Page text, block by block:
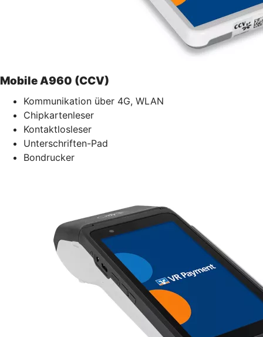
Mobile A960 (CCV)
Kommunikation über 4G, WLAN
Chipkartenleser
Kontaktlosleser
Unterschriften-Pad
Bondrucker